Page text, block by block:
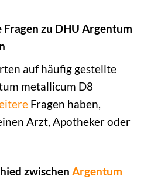
zu DHU Argentum
auf häufig gestellte
metallicum D8
Fragen haben,
Arzt, Apotheker oder
zwischen Argentum